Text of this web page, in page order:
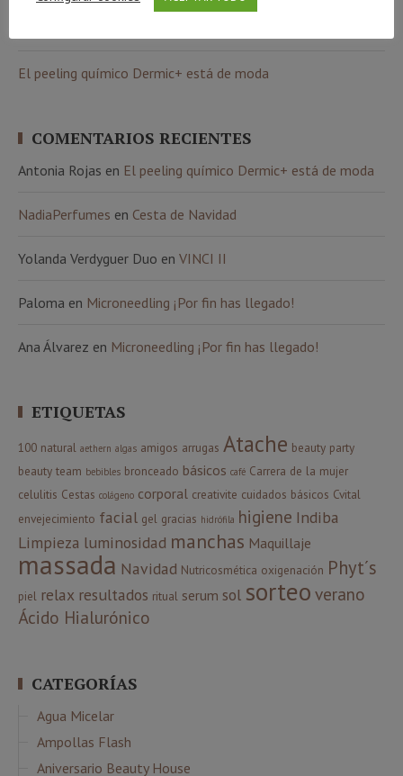
El peeling químico Dermic+ está de moda
COMENTARIOS RECIENTES
Antonia Rojas en El peeling químico Dermic+ está de moda
NadiaPerfumes en Cesta de Navidad
Yolanda Verdyguer Duo en VINCI II
Paloma en Microneedling ¡Por fin has llegado!
Ana Álvarez en Microneedling ¡Por fin has llegado!
ETIQUETAS
100 natural aethern algas amigos arrugas Atache beauty party
beauty team bebibles bronceado básicos café Carrera de la mujer
celulitis Cestas colágeno corporal creativite cuidados básicos Cvital
envejecimiento facial gel gracias hidrófila higiene Indiba
Limpieza luminosidad manchas Maquillaje
massada Navidad Nutricosmética oxigenación Phyt´s
piel relax resultados ritual serum sol sorteo verano
Ácido Hialurónico
CATEGORÍAS
Agua Micelar
Ampollas Flash
Aniversario Beauty House